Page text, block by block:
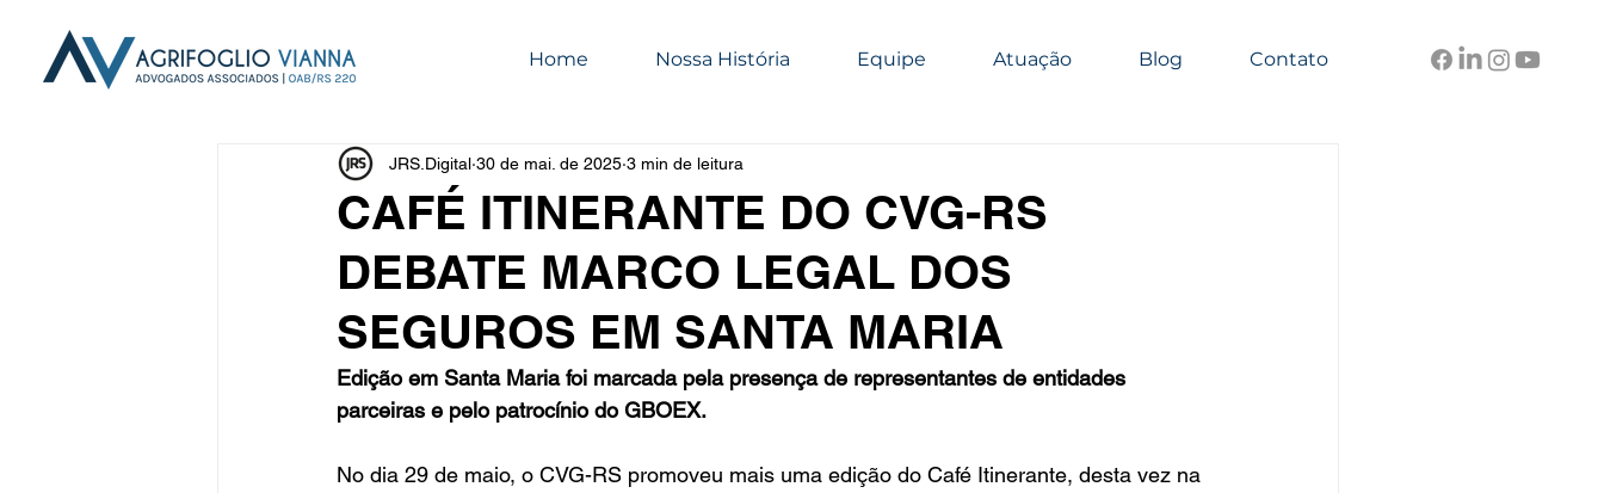
Home Nossa História Equipe Atuação Blog Contato
CAFÉ ITINERANTE DO CVG-RS
DEBATE MARCO LEGAL DOS
SEGUROS EM SANTA MARIA
JRS.Digital 30 de mai. de 2025 3 min de leitura
Edição em Santa Maria foi marcada pela presença de representantes de entidades
parceiras e pelo patrocínio do GBOEX.
No dia 29 de maio, o CVG-RS promoveu mais uma edição do Café Itinerante, desta vez na